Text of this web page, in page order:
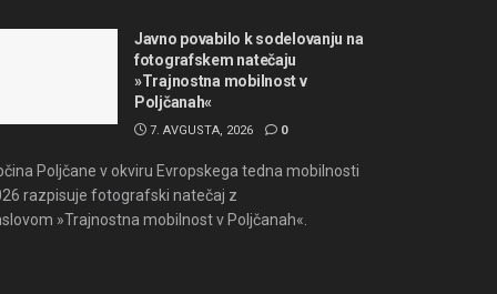
Javno povabilo k sodelovanju na
fotografskem natečaju
»Trajnostna mobilnost v
Poljčanah«
7. AVGUSTA, 2026 0
Poljčane v okviru Evropskega tedna mobilnosti
razpisuje fotografski natečaj z
»Trajnostna mobilnost v Poljčanah«.